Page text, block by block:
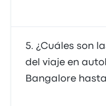
¿Cuáles son
del viaje en
Bangalore